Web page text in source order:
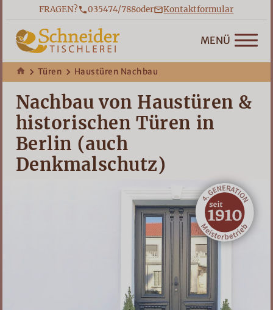
ZUM SEITENINHALT SPRINGEN
FRAGEN? 035474/788oder Kontaktformular
MENÜ
Breadcrumb
Türen Haustüren Nachbau
Nachbau von Haustüren &
historischen Türen in
Berlin (auch
Denkmalschutz)